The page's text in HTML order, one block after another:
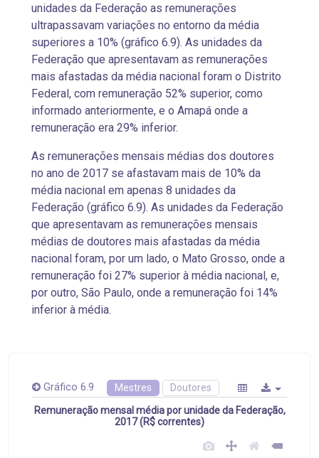
unidades da Federação as remunerações
ultrapassavam variações no entorno da média
superiores a 10% (gráfico 6.9). As unidades da
Federação que apresentavam as remunerações
mais afastadas da média nacional foram o Distrito
Federal, com remuneração 52% superior, como
informado anteriormente, e o Amapá onde a
remuneração era 29% inferior.
As remunerações mensais médias dos doutores
no ano de 2017 se afastavam mais de 10% da
média nacional em apenas 8 unidades da
Federação (gráfico 6.9). As unidades da Federação
que apresentavam as remunerações mensais
médias de doutores mais afastadas da média
nacional foram, por um lado, o Mato Grosso, onde a
remuneração foi 27% superior à média nacional, e,
por outro, São Paulo, onde a remuneração foi 14%
inferior à média.
Gráfico 6.9 Mestres Doutores
Remuneração mensal média por unidade da Federação,
2017 (R$ correntes)